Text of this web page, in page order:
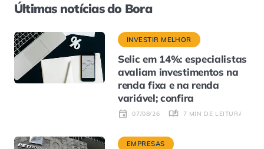
Últimas notícias do Bora
INVESTIR MELHOR
Selic em 14%: especialistas
avaliam investimentos na
renda fixa e na renda
variável; confira
07/08/26 7 MIN DE LEITURA
EMPRESAS